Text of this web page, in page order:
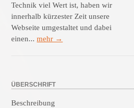
Technik viel Wert ist, haben wir
innerhalb kürzester Zeit unsere
Webseite umgestaltet und dabei
einen...mehr →
ÜBERSCHRIFT
Beschreibung